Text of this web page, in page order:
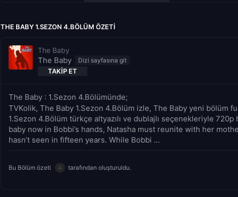
THE BABY 1.SEZON 4.BÖLÜM ÖZETI
The Baby
The Baby
TAKIP ET
The Baby : 1.Sezon 4.Bölümünde;
TVKolik, The Baby 1.Sezon 4.Bölüm izle, The Baby yeni bölüm
1.Sezon 4.Bölüm türkçe altyazılı ve dublajlı seçenekleriyle
baby now in Bobbi’s hands, Natasha must reunite with her
hasn’t seen in fifteen years. While Bobbi ...
Bu Bölüm özeti tarafından oluşturuldu.